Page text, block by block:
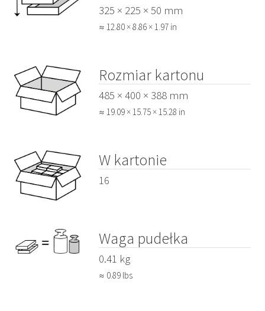
325 × 225 × 50 mm
≈ 12.80 × 8.86 × 1.97 in
Rozmiar kartonu
485 × 400 × 388 mm
≈ 19.09 × 15.75 × 15.28 in
W kartonie
16
Waga pudełka
0.41 kg
≈ 0.89 lbs